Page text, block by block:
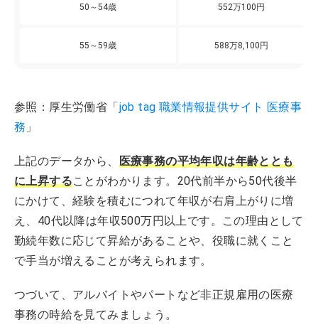
50～54歳 552万100円
55～59歳 588万8,100円
参照：厚生労働省「job tag 職業情報提供サイト 医療事
務 」
上記のデータから、 医療事務の平均年収は年齢ととも
に上昇することがわかります。20代前半から50代後半
にかけて、経験を積むにつれて年収が右肩上がりに増
え、40代以降は年収500万円以上です。この理由として
勤続年数に応じて昇給があることや、役職に就くこと
で手当が増えることが考えられます。
つづいて、アルバイトやパートなど非正規雇用の医療
事務の時給を見てみましょう。